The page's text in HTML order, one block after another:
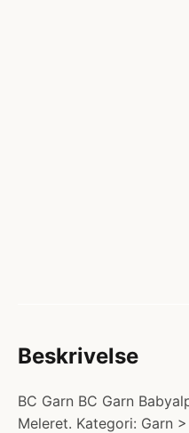
Beskrivelse
BC Garn BC Garn
Meleret. Kategori: Garn